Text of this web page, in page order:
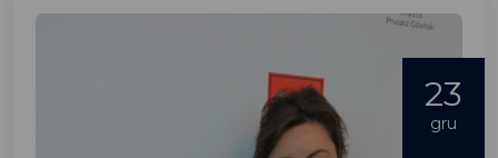
23
gru